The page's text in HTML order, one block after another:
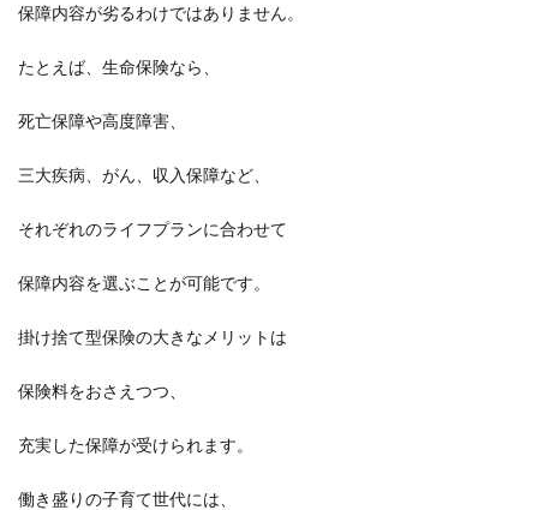
保障内容が劣るわけではありません。
たとえば、生命保険なら、
死亡保障や高度障害、
三大疾病、がん、収入保障など、
それぞれのライフプランに合わせて
保障内容を選ぶことが可能です。
掛け捨て型保険の大きなメリットは
保険料をおさえつつ、
充実した保障が受けられます。
働き盛りの子育て世代には、